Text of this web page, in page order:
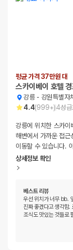
평균 가격 37만원 대
스카이베이 호텔
강릉- 강원특별자
4.4(999+)4성급
강릉에 위치한 스카
해변에서 가까운 접
이동할 수 있습니다.
상세정보 확인
베스트 리뷰
우선 위치가 너무 bb.
진짜 좋겠다고 생각함.
조식도 맛있는 것들로